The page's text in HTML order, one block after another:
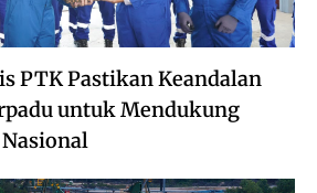
PTK Pastikan Keandalan
untuk Mendukung